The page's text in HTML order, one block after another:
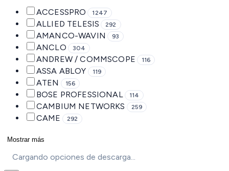
ACCESSPRO 1247
ALLIED TELESIS 292
AMANCO-WAVIN 93
ANCLO 304
ANDREW / COMMSCOPE 116
ASSA ABLOY 119
ATEN 156
BOSE PROFESSIONAL 114
CAMBIUM NETWORKS 259
CAME 292
Mostrar más
Cargando opciones de descarga...